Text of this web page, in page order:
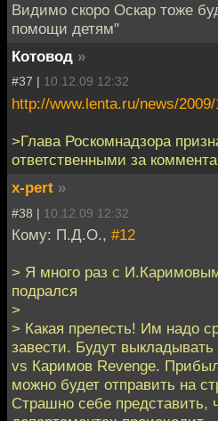
Видимо скоро Оскар тоже
помощи детям"
Котовод »
#37 | 10.12.09 12:32
http://www.lenta.ru/news/
>Глава Роскомнадзора
ответственными за
x-pert »
#38 | 10.12.09 12:32
Кому: П.Д.О., #12
> Я много раз с
подрался
>
> Какая прелесть! Им надо
завести. Будут
vs Каримов Revenge.
можно будет отправить на
Страшно себе представить,